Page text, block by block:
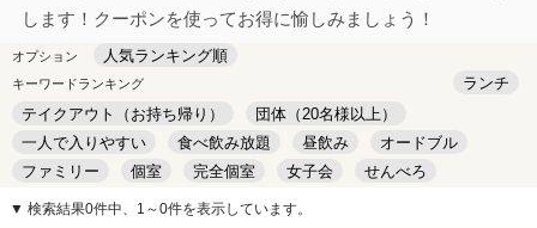
します！クーポンを使ってお得に愉しみましょう！
オプション 人気ランキング順
キーワードランキング
ランチ
テイクアウト（お持ち帰り）
団体（20名様以上）
一人で入りやすい
食べ飲み放題 昼飲み
オードブル
ファミリー
個室 完全個室 女子会
せんべろ
キッズルーム
安い デート
▼ 検索結果0件中、1～0件を表示しています。